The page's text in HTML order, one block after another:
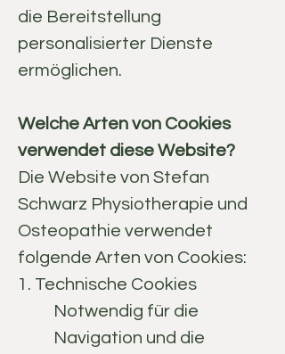
die Bereitstellung
personalisierter Dienste
ermöglichen.
Welche Arten von Cookies
verwendet diese Website?
Die Website von Stefan
Schwarz Physiotherapie und
Osteopathie verwendet
folgende Arten von Cookies:
1. Technische Cookies
Notwendig für die
Navigation und die